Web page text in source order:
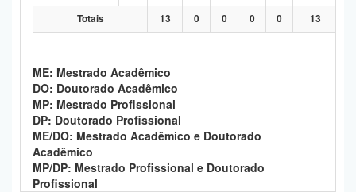
Totais 13 0 0 0 0 13
ME: Mestrado Acadêmico
DO: Doutorado Acadêmico
MP: Mestrado Profissional
DP: Doutorado Profissional
ME/DO: Mestrado Acadêmico e Doutorado
Acadêmico
MP/DP: Mestrado Profissional e Doutorado
Profissional